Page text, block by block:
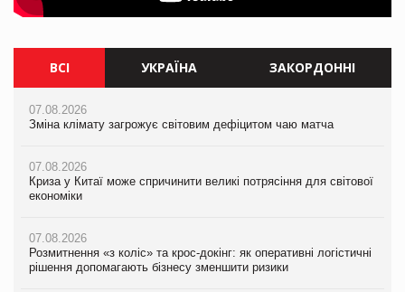
ВСІ УКРАЇНА ЗАКОРДОННІ
07.08.2026
Зміна клімату загрожує світовим дефіцитом чаю матча
07.08.2026
Криза у Китаї може спричинити великі потрясіння для світової
економіки
07.08.2026
Розмитнення «з коліс» та крос-докінг: як оперативні логістичні
рішення допомагають бізнесу зменшити ризики
07.08.2026
Зміна клімату загрожує світовим дефіцитом чаю матча
07.08.2026
Криза у Китаї може спричинити великі потрясіння для світової
економіки
07.08.2026
Розмитнення «з коліс» та крос-докінг: як оперативні логістичні
рішення допомагають бізнесу зменшити ризики
07.08.2026
Зміна клімату загрожує світовим дефіцитом чаю матча
07.08.2026
Криза у Китаї може спричинити великі потрясіння для світової
економіки
07.08.2026
Kraft Heinz скоротила збиток у першому півріччі